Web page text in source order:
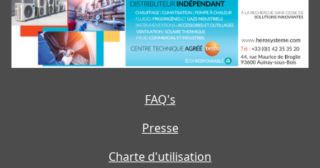
FAQ's
Presse
Charte d'utilisation